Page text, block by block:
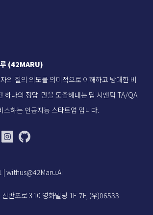
(42MARU)
의 질의 의도를 의미적으로 이해하고 방대한 비
하나의 정답' 만을 도출해내는 딥 시맨틱 TA/QA
스하는 인공지능 스타트업 입니다.
| withus@42Maru.Ai
신반포로 310 영화빌딩 1F-7F, (우)06533